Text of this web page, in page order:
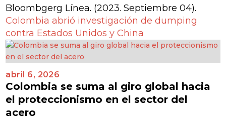
Bloombgerg Línea. (2023. Septiembre 04).
Colombia abrió investigación de dumping
contra Estados Unidos y China
abril 6, 2026
Colombia se suma al giro global hacia
el proteccionismo en el sector del
acero